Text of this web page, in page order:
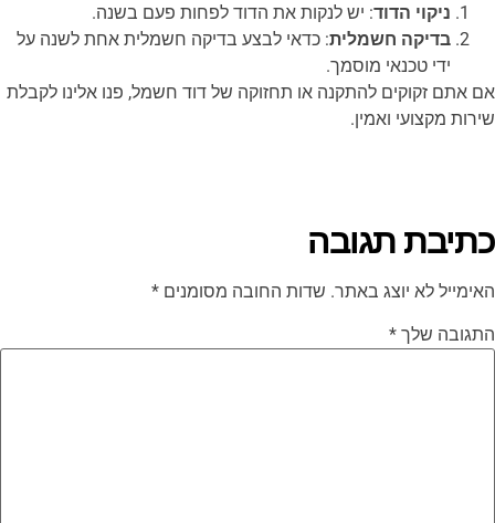
ניקוי הדוד: יש לנקות את הדוד לפחות פעם בשנה.
בדיקה חשמלית: כדאי לבצע בדיקה חשמלית אחת לשנה על
ידי טכנאי מוסמך.
אם אתם זקוקים להתקנה או תחזוקה של דוד חשמל, פנו אלינו לקבלת
שירות מקצועי ואמין.
כתיבת תגובה
האימייל לא יוצג באתר. שדות החובה מסומנים *
התגובה שלך *